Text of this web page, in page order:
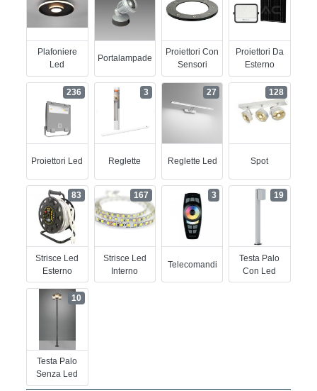
Plafoniere
Led
Portalampade
Proiettori Con
Sensori
Proiettori Da
Esterno
Proiettori Led
236
Reglette
3
Reglette Led
27
Spot
128
Strisce Led
Esterno
83
Strisce Led
Interno
167
Telecomandi
3
Testa Palo
Con Led
19
Testa Palo
Senza Led
10